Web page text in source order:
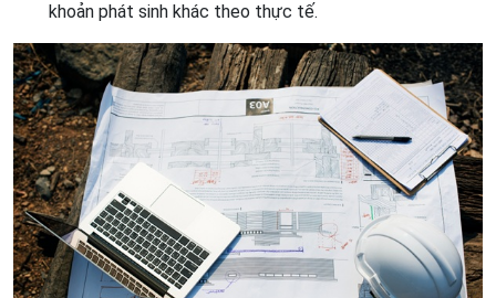
khoản phát sinh khác theo thực tế.